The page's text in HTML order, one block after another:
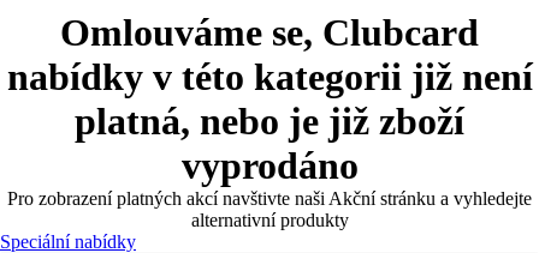
Omlouváme se, Clubcard
nabídky v této kategorii již není
platná, nebo je již zboží
vyprodáno
Pro zobrazení platných akcí navštivte naši Akční stránku a vyhledejte
alternativní produkty
Speciální nabídky